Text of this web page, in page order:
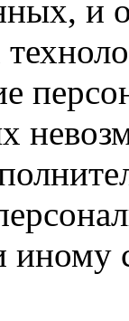
и
иному